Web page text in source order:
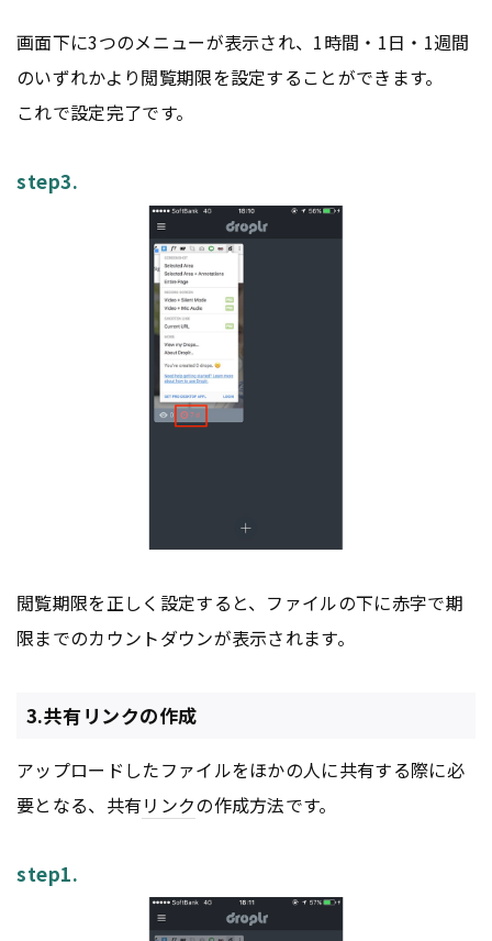
画面下に3つのメニューが表示され、1時間・1日・1週間
のいずれかより閲覧期限を設定することができます。
これで設定完了です。
step3.
閲覧期限を正しく設定すると、ファイルの下に赤字で期
限までのカウントダウンが表示されます。
3.共有リンクの作成
アップロードしたファイルをほかの人に共有する際に必
要となる、共有リンクの作成方法です。
step1.